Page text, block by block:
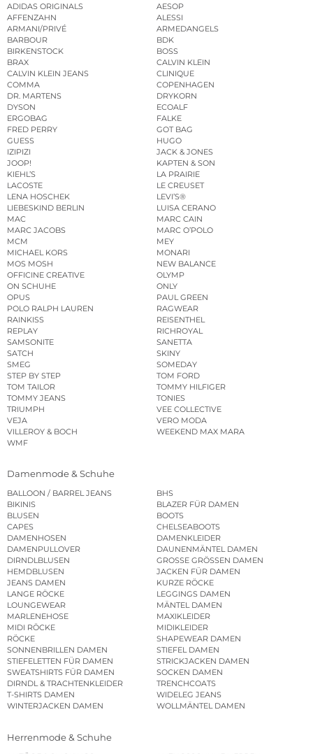
ADIDAS ORIGINALS
AESOP
AFFENZAHN
ALESSI
ARMANI/PRIVÉ
ARMEDANGELS
BARBOUR
BDK
BIRKENSTOCK
BOSS
BRAX
CALVIN KLEIN
CALVIN KLEIN JEANS
CLINIQUE
COMMA
COPENHAGEN
DR. MARTENS
DRYKORN
DYSON
ECOALF
ERGOBAG
FALKE
FRED PERRY
GOT BAG
GUESS
HUGO
IZIPIZI
JACK & JONES
JOOP!
KAPTEN & SON
KIEHL’S
LA PRAIRIE
LACOSTE
LE CREUSET
LENA HOSCHEK
LEVI’S®
LIEBESKIND BERLIN
LUISA CERANO
MAC
MARC CAIN
MARC JACOBS
MARC O’POLO
MCM
MEY
MICHAEL KORS
MONARI
MOS MOSH
NEW BALANCE
OFFICINE CREATIVE
OLYMP
ON SCHUHE
ONLY
OPUS
PAUL GREEN
POLO RALPH LAUREN
RAGWEAR
RAINKISS
REISENTHEL
REPLAY
RICHROYAL
SAMSONITE
SANETTA
SATCH
SKINY
SMEG
SOMEDAY
STEP BY STEP
TOM FORD
TOM TAILOR
TOMMY HILFIGER
TOMMY JEANS
TONIES
TRIUMPH
VEE COLLECTIVE
VEJA
VERO MODA
VILLEROY & BOCH
WEEKEND MAX MARA
WMF
Damenmode & Schuhe
BALLOON / BARREL JEANS
BHS
BIKINIS
BLAZER FÜR DAMEN
BLUSEN
BOOTS
CAPES
CHELSEABOOTS
DAMENHOSEN
DAMENKLEIDER
DAMENPULLOVER
DAUNENMÄNTEL DAMEN
DIRNDLBLUSEN
GROSSE GRÖSSEN DAMEN
HEMDBLUSEN
JACKEN FÜR DAMEN
JEANS DAMEN
KURZE RÖCKE
LANGE RÖCKE
LEGGINGS DAMEN
LOUNGEWEAR
MÄNTEL DAMEN
MARLENEHOSE
MAXIKLEIDER
MIDI RÖCKE
MIDIKLEIDER
RÖCKE
SHAPEWEAR DAMEN
SONNENBRILLEN DAMEN
STIEFEL DAMEN
STIEFELETTEN FÜR DAMEN
STRICKJACKEN DAMEN
SWEATSHIRTS FÜR DAMEN
SOCKEN DAMEN
DIRNDL & TRACHTENKLEIDER
TRENCHCOATS
T-SHIRTS DAMEN
WIDELEG JEANS
WINTERJACKEN DAMEN
WOLLMÄNTEL DAMEN
Herrenmode & Schuhe